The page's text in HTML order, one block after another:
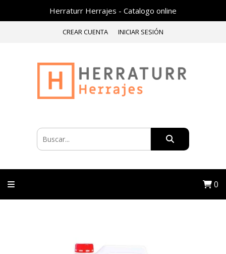
Herraturr Herrajes - Catalogo online
CREAR CUENTA INICIAR SESIÓN
0